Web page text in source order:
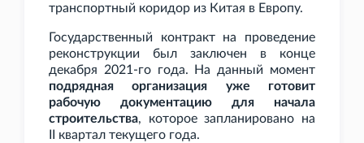
транспортный коридор из Китая в Европу.
Государственный контракт на проведение
реконструкции был заключен в конце
декабря 2021-го года. На данный момент
подрядная организация уже готовит
рабочую документацию для начала
строительства, которое запланировано на
квартал текущего года.